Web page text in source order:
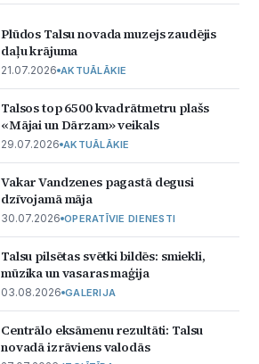
Plūdos Talsu novada muzejs zaudējis
daļu krājuma
21.07.2026 AKTUĀLĀKIE
Talsos top 6500 kvadrātmetru plašs
«Mājai un Dārzam» veikals
29.07.2026 AKTUĀLĀKIE
Vakar Vandzenes pagastā degusi
dzīvojamā māja
30.07.2026 OPERATĪVIE DIENESTI
Talsu pilsētas svētki bildēs: smiekli,
mūzika un vasaras maģija
03.08.2026 GALERIJA
Centrālo eksāmenu rezultāti: Talsu
novadā izrāviens valodās